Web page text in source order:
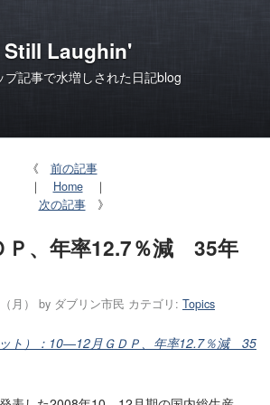
Still Laughin'
プ記事で水増しされた日記blog
《 前の記事
｜ Home｜
次の記事》
、年率12.7％減 35年
月） by ダブリン市民 カテゴリ: Topics
ト）：10―12月ＧＤＰ、年率12.7％減 35